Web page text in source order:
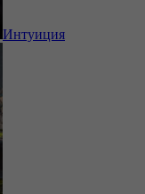
Интуиция